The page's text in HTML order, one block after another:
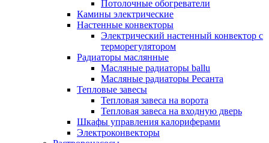
Потолочные обогреватели
Камины электрические
Настенные конвекторы
Электрический настенный конвектор с
терморегулятором
Радиаторы маслянные
Масляные радиаторы ballu
Масляные радиаторы Ресанта
Тепловые завесы
Тепловая завеса на ворота
Тепловая завеса на входную дверь
Шкафы управления калориферами
Электроконвекторы